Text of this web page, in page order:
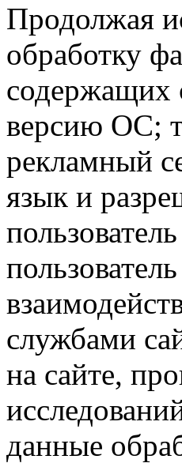
Продолжая
обработку
содержащих
версию ОС;
рекламный
язык и
службами
на сайте,
данные